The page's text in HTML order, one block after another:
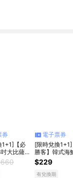
券
1+1]【必
大比薩
好禮即
電子票券
[限時兌換
勝客】韓式海
好禮即享券
$229
有兌換期